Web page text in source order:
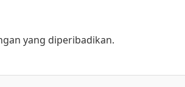
yang diperibadikan.